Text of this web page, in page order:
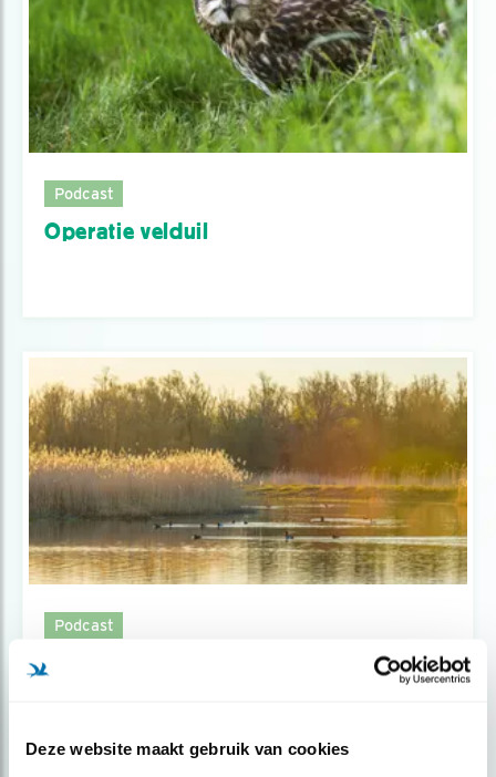
Deze website maakt gebruik van cookies
Podcast
Operatie velduil
Podcast
Op safari in de Oostvaardersplassen